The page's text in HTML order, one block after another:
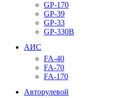
GP-170
GP-39
GP-33
GP-330B
АИС
FA-40
FA-70
FA-170
Авторулевой